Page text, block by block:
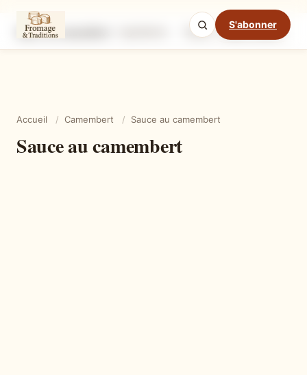
S'abonner
Sauce au camembert Étapes Astuces
Mode cuisine
Accueil / Camembert / Sauce au camembert
Sauce au camembert